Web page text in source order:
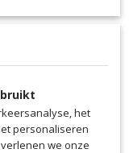
het
personaliseren
we onze